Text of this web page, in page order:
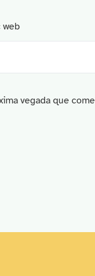
web
vegada que